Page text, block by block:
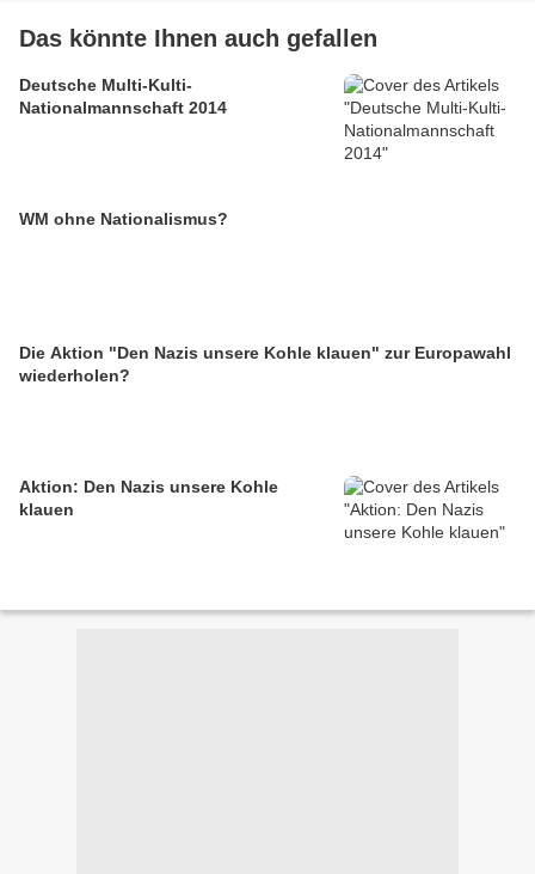
Das könnte Ihnen auch gefallen
Deutsche Multi-Kulti-
Nationalmannschaft 2014
WM ohne Nationalismus?
Die Aktion "Den Nazis unsere Kohle klauen" zur Europawahl
wiederholen?
Aktion: Den Nazis unsere Kohle
klauen